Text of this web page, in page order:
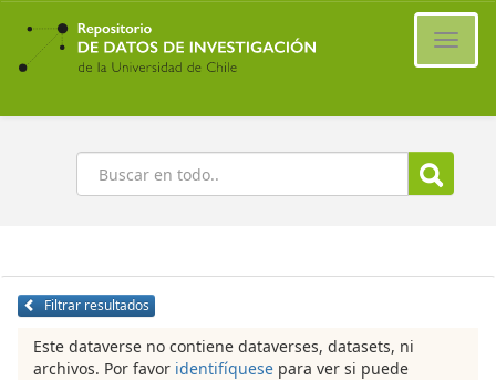
Ir
contenido
principal
Buscar
Filtrar resultados
Este dataverse no contiene dataverses, datasets, ni
archivos. Por favor identifíquese para ver si puede